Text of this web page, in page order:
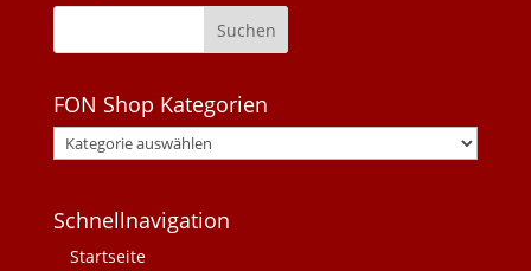
FON Shop Kategorien
Schnellnavigation
Startseite